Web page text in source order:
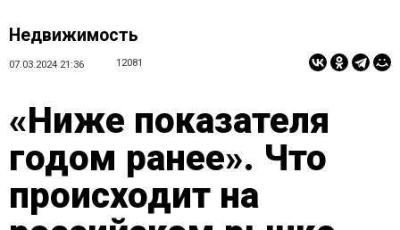
Недвижимость
07.03.2024 21:36 12081
«Ниже показателя
годом ранее». Что
происходит на